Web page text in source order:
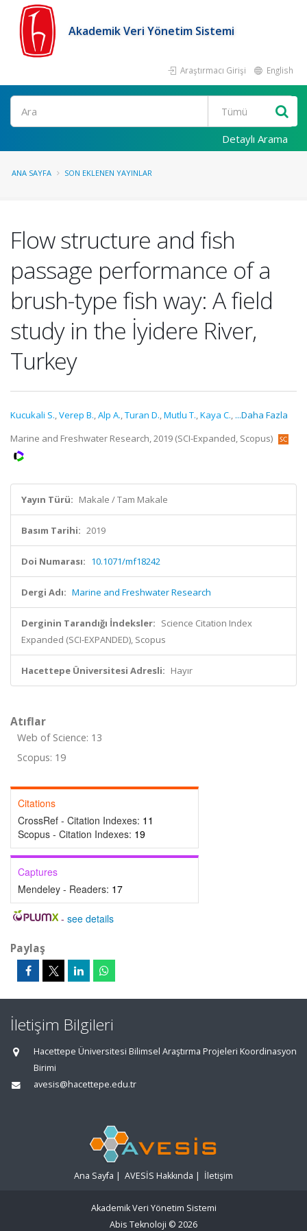
Akademik Veri Yönetim Sistemi
Araştırmacı Girişi English
Ara
Detaylı Arama
ANA SAYFA SON EKLENEN YAYINLAR
Flow structure and fish
passage performance of a
brush-type fish way: A field
study in the İyidere River,
Turkey
Kucukali S.,Verep B.,Alp A.,Turan D.,Mutlu T.,Kaya C., ...Daha Fazla
Marine and Freshwater Research, 2019 (SCI-Expanded, Scopus)
Yayın Türü: Makale / Tam Makale
Basım Tarihi: 2019
Doi Numarası: 10.1071/mf18242
Dergi Adı: Marine and Freshwater Research
Derginin Tarandığı İndeksler: Science Citation Index
Expanded (SCI-EXPANDED), Scopus
Hacettepe Üniversitesi Adresli: Hayır
Atıflar
Web of Science: 13
Scopus: 19
Citations
CrossRef - Citation Indexes: 11
Scopus - Citation Indexes: 19
Captures
Mendeley - Readers: 17
- see details
Paylaş
İletişim Bilgileri
Hacettepe Üniversitesi Bilimsel Araştırma Projeleri Koordinasyon
Birimi
avesis@hacettepe.edu.tr
Ana Sayfa | AVESİS Hakkında | İletişim
Akademik Veri Yönetim Sistemi
Abis Teknoloji © 2026